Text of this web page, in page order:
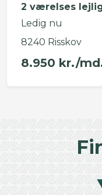
2 værelses
Ledig nu
8240 Risskov
8.950 kr./